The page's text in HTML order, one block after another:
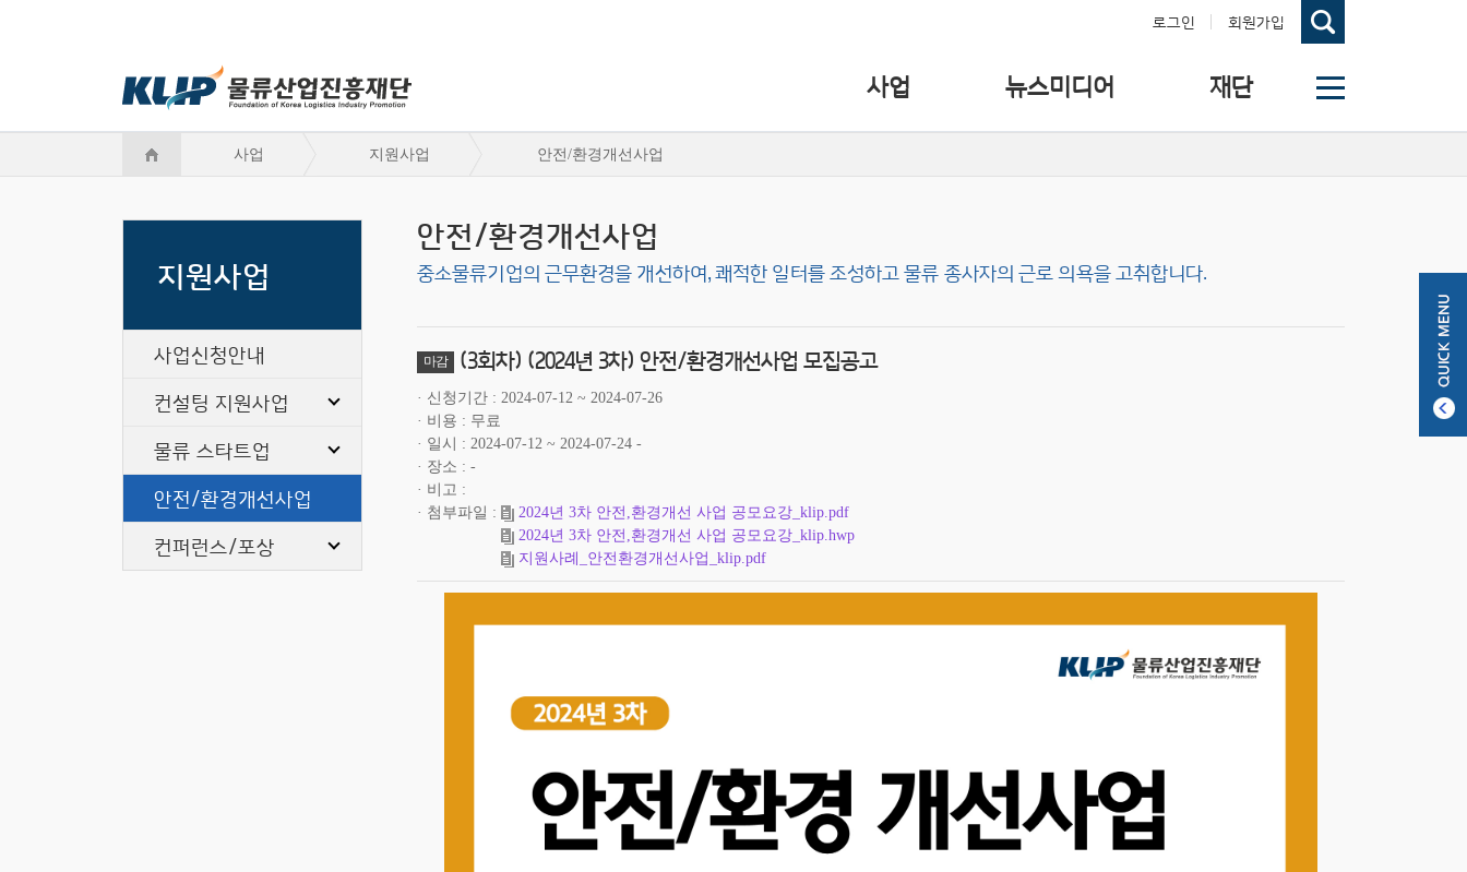
로그인 회원가입
사업 뉴스미디어 재단
사업 지원사업 안전/환경개선사업
지원사업
사업신청안내
컨설팅 지원사업
물류 스타트업
안전/환경개선사업
컨퍼런스/포상
안전/환경개선사업
중소물류기업의 근무환경을 개선하여, 쾌적한 일터를 조성하고 물류 종사자의 근로 의욕을 고취합니다.
마감 (3회차) (2024년 3차) 안전/환경개선사업 모집공고
신청기간
2024-07-12 ~ 2024-07-26
비용
무료
일시
2024-07-12 ~ 2024-07-24 -
장소
-
비고
첨부파일
2024년 3차 안전,환경개선 사업 공모요강_klip.pdf
2024년 3차 안전,환경개선 사업 공모요강_klip.hwp
지원사례_안전환경개선사업_klip.pdf